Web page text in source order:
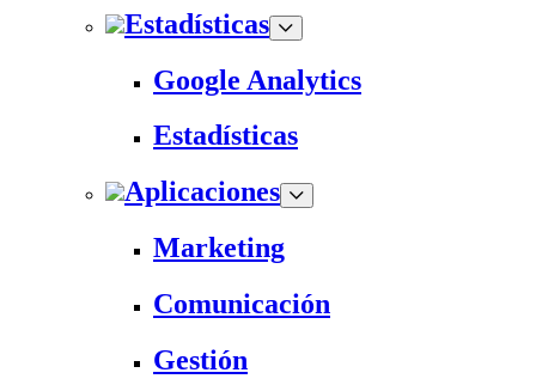
Estadísticas
Google Analytics
Estadísticas
Aplicaciones
Marketing
Comunicación
Gestión